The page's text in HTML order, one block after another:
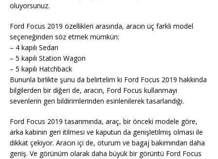
oluyorsunuz.
Ford Focus 2019 özellikleri arasında, aracın üç farklı model
seçeneğinden söz etmek mümkün:
– 4 kapılı Sedan
– 5 kapılı Station Wagon
– 5 kapılı Hatchback
Bununla birlikte şunu da belirtelim ki Ford Focus 2019 hakkında
bilgilerden bir diğeri de, aracın, Ford Focus kullanmayı
sevenlerin geri bildirimlerinden esinlenilerek tasarlandığı.
Ford Focus 2019 tasarımında, araç, bir önceki modele göre,
arka kabinin geri itilmesi ve kaputun da genişletilmiş olması ile
dikkat çekiyor. Aracın içi de, oturum ve bagaj bakımından daha
geniş. Ve görünüm olarak daha büyük bir görüntü Ford Focus